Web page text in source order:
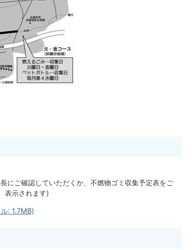
にご確認していただくか、不燃物ゴミ収集予定表をご
表示されます)
: 1.7MB)